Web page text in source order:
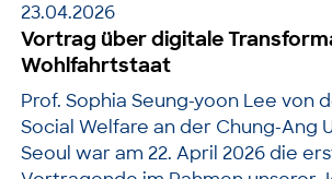
23.04.2026
Vortrag über digitale
Wohlfahrtstaat
Prof. Sophia Seung-yoon Lee von
Social Welfare an der Chung-Ang
Seoul war am 22. April 2026 die